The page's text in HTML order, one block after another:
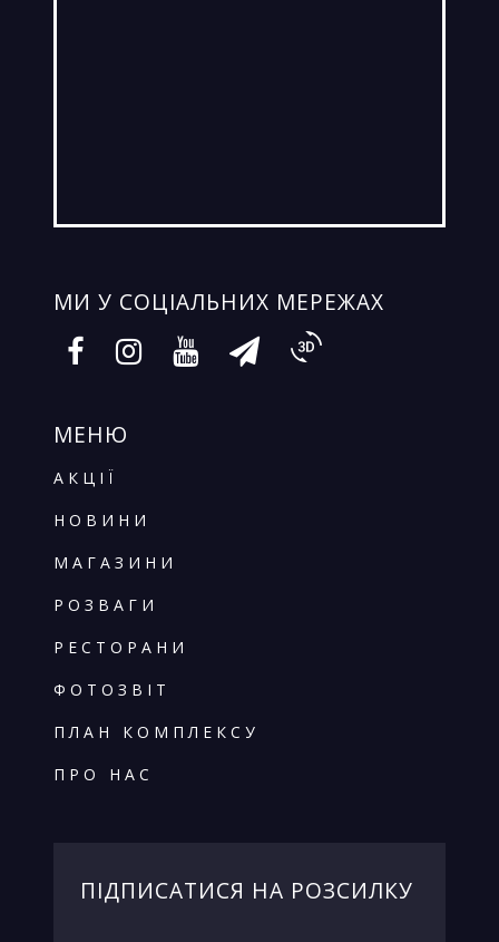
МИ У СОЦIАЛЬНИХ МЕРЕЖАХ
МЕНЮ
АКЦІЇ
НОВИНИ
МАГАЗИНИ
РОЗВАГИ
РЕСТОРАНИ
ФОТОЗВІТ
ПЛАН КОМПЛЕКСУ
ПРО НАС
ПIДПИСАТИСЯ НА РОЗСИЛКУ